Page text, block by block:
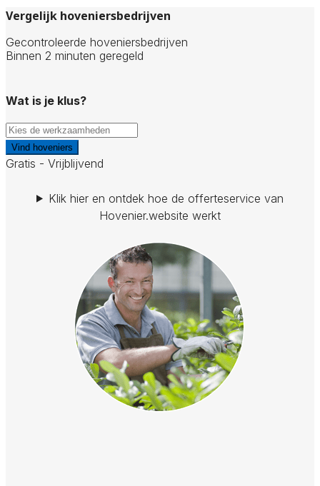
Vergelijk hoveniersbedrijven
Gecontroleerde hoveniersbedrijven
Binnen 2 minuten geregeld
Wat is je klus?
Vind hoveniers
Gratis - Vrijblijvend
Klik hier en ontdek hoe de offerteservice van
Hovenier.website werkt